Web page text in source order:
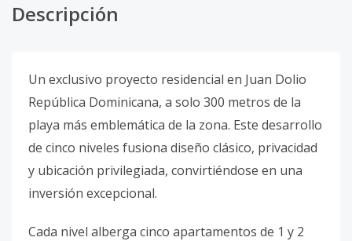
Descripción
Un exclusivo proyecto residencial en Juan Dolio
República Dominicana, a solo 300 metros de la
playa más emblemática de la zona. Este desarrollo
de cinco niveles fusiona diseño clásico, privacidad
y ubicación privilegiada, convirtiéndose en una
inversión excepcional.
Cada nivel alberga cinco apartamentos de 1 y 2